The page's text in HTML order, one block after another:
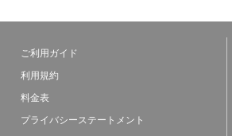
ご利用ガイド
利用規約
料金表
プライバシーステートメント